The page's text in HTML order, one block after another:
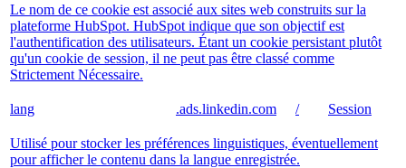
Le nom de ce cookie est associé aux sites web construits sur la
plateforme HubSpot. HubSpot indique que son objectif est
l'authentification des utilisateurs. Étant un cookie persistant plutôt
qu'un cookie de session, il ne peut pas être classé comme
Strictement Nécessaire.
lang .ads.linkedin.com / Session
Utilisé pour stocker les préférences linguistiques, éventuellement
pour afficher le contenu dans la langue enregistrée.